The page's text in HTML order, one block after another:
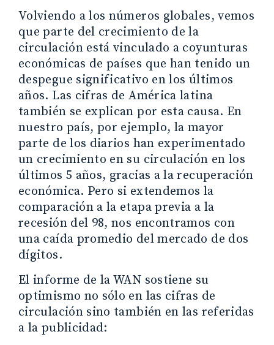
Volviendo a los números globales, vemos
que parte del crecimiento de la
circulación está vinculado a coyunturas
económicas de países que han tenido un
despegue significativo en los últimos
años. Las cifras de América latina
también se explican por esta causa. En
nuestro país, por ejemplo, la mayor
parte de los diarios han experimentado
un crecimiento en su circulación en los
últimos 5 años, gracias a la recuperación
económica. Pero si extendemos la
comparación a la etapa previa a la
recesión del 98, nos encontramos con
una caída promedio del mercado de dos
dígitos.
El informe de la WAN sostiene su
optimismo no sólo en las cifras de
circulación sino también en las referidas
a la publicidad: